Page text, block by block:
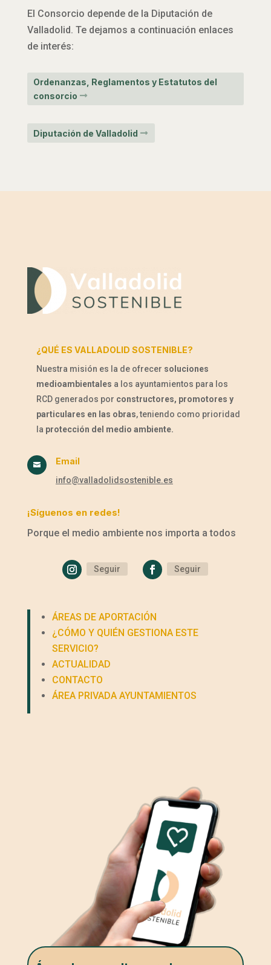
El Consorcio depende de la Diputación de
Valladolid. Te dejamos a continuación enlaces
de interés:
Ordenanzas, Reglamentos y Estatutos del
consorcio
Diputación de Valladolid
¿QUÉ ES VALLADOLID SOSTENIBLE?
Nuestra misión es la de ofrecer soluciones
medioambientales a los ayuntamientos para los
RCD generados por constructores, promotores y
particulares en las obras, teniendo como prioridad
la protección del medio ambiente.
 Email
info@valladolidsostenible.es
¡Síguenos en redes!
Porque el medio ambiente nos importa a todos
Seguir Seguir
ÁREAS DE APORTACIÓN
¿CÓMO Y QUIÉN GESTIONA ESTE
SERVICIO?
ACTUALIDAD
CONTACTO
ÁREA PRIVADA AYUNTAMIENTOS